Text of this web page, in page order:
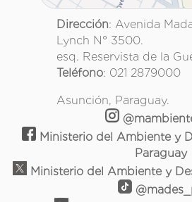
Dirección: Avenida
Lynch N° 3500.
esq. Reservista de la
Teléfono: 021 2879000
Asunción, Paraguay.
Ministerio del Ambiente y
Paraguay
Ministerio del Ambiente y